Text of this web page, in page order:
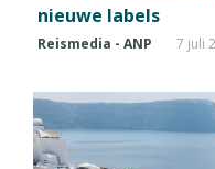
nieuwe labels
Reismedia - ANP 7 juli